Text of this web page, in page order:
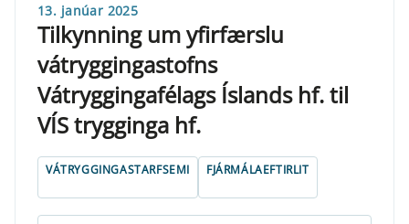
13. janúar 2025
Tilkynning um yfirfærslu
vátryggingastofns
Vátryggingafélags Íslands hf. til
VÍS trygginga hf.
VÁTRYGGINGASTARFSEMI FJÁRMÁLAEFTIRLIT